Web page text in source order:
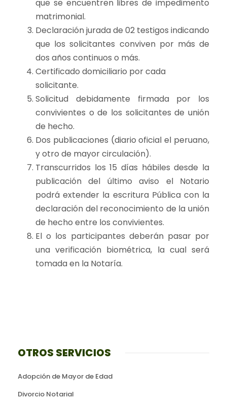
que se encuentren libres de impedimento
matrimonial.
Declaración jurada de 02 testigos indicando
que los solicitantes conviven por más de
dos años continuos o más.
Certificado domiciliario por cada
solicitante.
Solicitud debidamente firmada por los
convivientes o de los solicitantes de unión
de hecho.
Dos publicaciones (diario oficial el peruano,
y otro de mayor circulación).
Transcurridos los 15 días hábiles desde la
publicación del último aviso el Notario
podrá extender la escritura Pública con la
declaración del reconocimiento de la unión
de hecho entre los convivientes.
El o los participantes deberán pasar por
una verificación biométrica, la cual será
tomada en la Notaría.
OTROS SERVICIOS
Adopción de Mayor de Edad
Divorcio Notarial